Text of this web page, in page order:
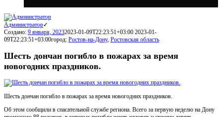
Администратор
Создано: 9 января, 20232023-01-09T22:23:51+03:00 2023-01-
09T22:23:51+03:00город: Ростов-на-Дону, Ростовская область
Шесть дончан погибло в пожарах за время
новогодних праздников.
Шесть дончан погибло в пожарах за время новогодних праздников.
Об этом сообщили в спасательной службе региона. Всего за первую неделю на Дону